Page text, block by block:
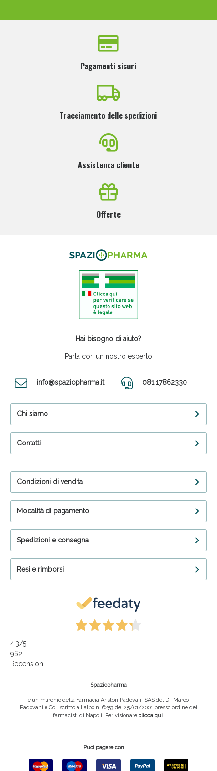
Pagamenti sicuri
Tracciamento delle spedizioni
Assistenza cliente
Offerte
Hai bisogno di aiuto?
Parla con un nostro esperto
info@spaziopharma.it 081 17862330
Chi siamo
Contatti
Condizioni di vendita
Modalità di pagamento
Spedizioni e consegna
Resi e rimborsi
4,3/5
962
Recensioni
Spaziopharma
è un marchio della Farmacia Ariston Padovani SAS del Dr. Marco
Padovani e Co, iscritto all'albo n. 6253 del 25/01/2001 presso ordine dei
farmacisti di Napoli. Per visionare clicca qui.
Puoi pagare con